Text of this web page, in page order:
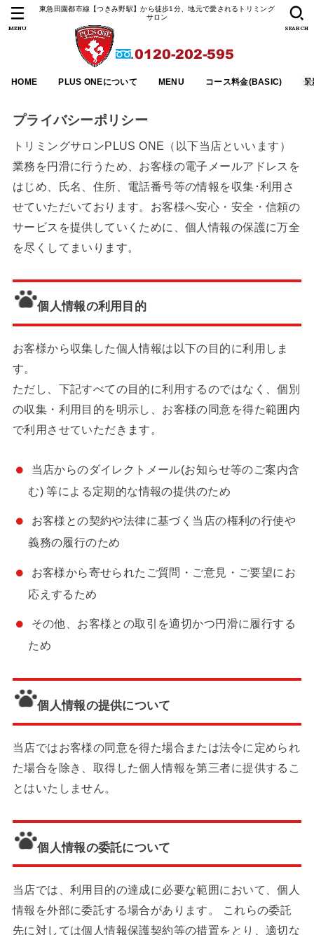
東急田園都市線【つきみ野駅】から徒歩1分、地元で愛されるトリミング
サロン
HOME PLUS ONEについて MENU コース料金(BASIC) 最
SEARCH
MENU
プライバシーポリシー
トリミングサロンPLUS ONE（以下当店といいます）
業務を円滑に行うため、お客様の電子メールアドレスを
はじめ、氏名、住所、電話番号等の情報を収集･利用さ
せていただいております。お客様へ安心・安全・信頼の
サービスを提供していくために、個人情報の保護に万全
を尽くしてまいります。
個人情報の利用目的
お客様から収集した個人情報は以下の目的に利用しま
す。
ただし、下記すべての目的に利用するのではなく、個別
の収集・利用目的を明示し、お客様の同意を得た範囲内
で利用させていただきます。
当店からのダイレクトメール(お知らせ等のご案内含
む) 等による定期的な情報の提供のため
お客様との契約や法律に基づく当店の権利の行使や
義務の履行のため
お客様から寄せられたご質問・ご意見・ご要望にお
応えするため
その他、お客様との取引を適切かつ円滑に履行する
ため
個人情報の提供について
当店ではお客様の同意を得た場合または法令に定められ
た場合を除き、取得した個人情報を第三者に提供するこ
とはいたしません。
個人情報の委託について
当店では、利用目的の達成に必要な範囲において、個人
情報を外部に委託する場合があります。 これらの委託
先に対しては個人情報保護契約等の措置をとり、適切な